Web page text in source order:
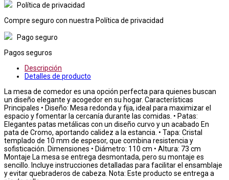
Política de privacidad
Compre seguro con nuestra Política de privacidad
Pago seguro
Pagos seguros
Descripción
Detalles de producto
La mesa de comedor es una opción perfecta para quienes buscan
un diseño elegante y acogedor en su hogar. Características
Principales • Diseño: Mesa redonda y fija, ideal para maximizar el
espacio y fomentar la cercanía durante las comidas. • Patas:
Elegantes patas metálicas con un diseño curvo y un acabado En
pata de Cromo, aportando calidez a la estancia. • Tapa: Cristal
templado de 10 mm de espesor, que combina resistencia y
sofisticación. Dimensiones • Diámetro: 110 cm • Altura: 73 cm
Montaje La mesa se entrega desmontada, pero su montaje es
sencillo. Incluye instrucciones detalladas para facilitar el ensamblaje
y evitar quebraderos de cabeza. Nota: Este producto se entrega a